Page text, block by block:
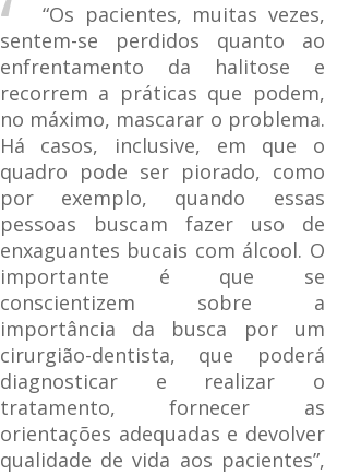
“Os pacientes, muitas vezes,
sentem-se perdidos quanto ao
enfrentamento da halitose e
recorrem a práticas que podem,
no máximo, mascarar o problema.
Há casos, inclusive, em que o
quadro pode ser piorado, como
por exemplo, quando essas
pessoas buscam fazer uso de
enxaguantes bucais com álcool. O
importante é que se
conscientizem sobre a
importância da busca por um
cirurgião-dentista, que poderá
diagnosticar e realizar o
tratamento, fornecer as
orientações adequadas e devolver
qualidade de vida aos pacientes”,